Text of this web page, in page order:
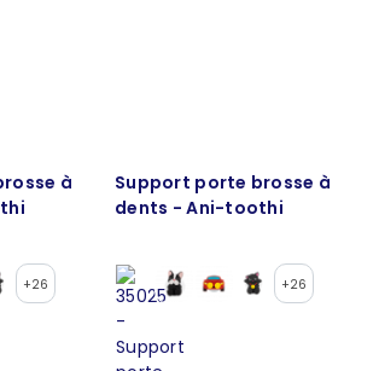
à
+26
Support porte brosse à
dents - Ani-toothi
+26